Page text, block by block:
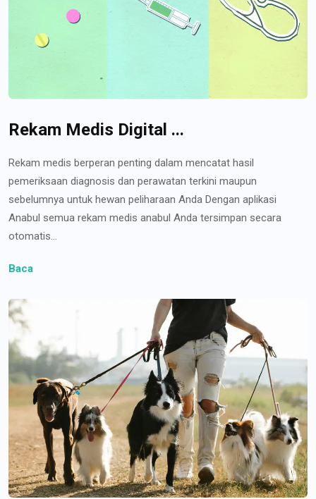
Rekam Medis Digital ...
Rekam medis berperan penting dalam mencatat hasil
pemeriksaan diagnosis dan perawatan terkini maupun
sebelumnya untuk hewan peliharaan Anda Dengan aplikasi
Anabul semua rekam medis anabul Anda tersimpan secara
otomatis...
Baca